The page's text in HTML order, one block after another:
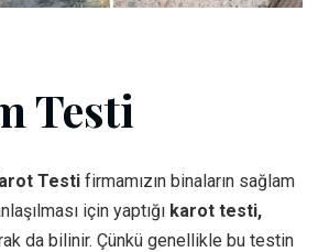
Testi
Testi firmamızın binaların sağlam
için yaptığı karot testi,
da bilinir. Çünkü genellikle bu testin